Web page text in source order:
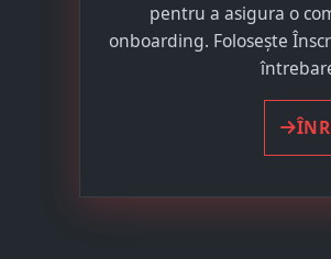
pentru a asigura o
onboarding. Folosește